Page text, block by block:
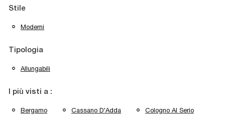
Stile
Moderni
Tipologia
Allungabili
I più visti a :
Bergamo Cassano D'Adda Cologno Al Serio